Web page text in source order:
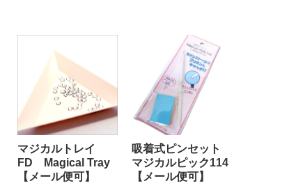
マジカルトレイ
FD Magical Tray
【メール便可】
吸着式ピンセット
マジカルピック114
【メール便可】